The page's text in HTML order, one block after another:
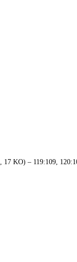
KO) – 119:109,